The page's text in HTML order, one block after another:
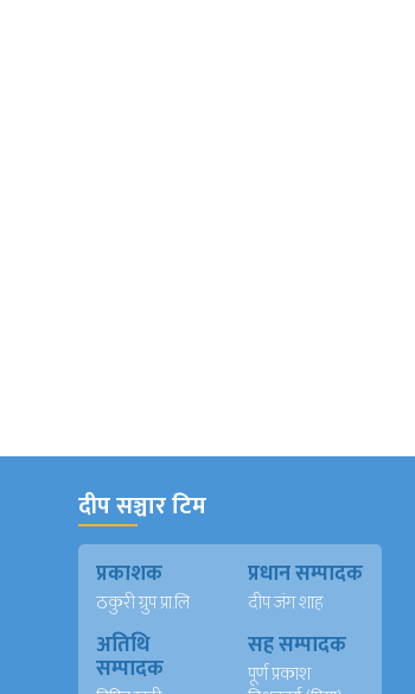
दीप सञ्चार टिम
प्रकाशक
ठकुरी ग्रुप प्रा.लि
प्रधान सम्पादक
दीप जंग शाह
अतिथि
सम्पादक
सह सम्पादक
पूर्ण प्रकाश